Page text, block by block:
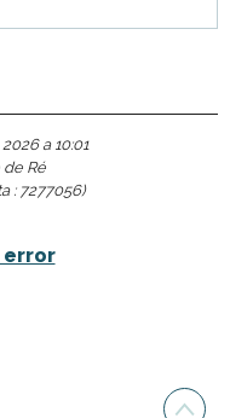
a 10:01
de Ré
: 7277056)
error